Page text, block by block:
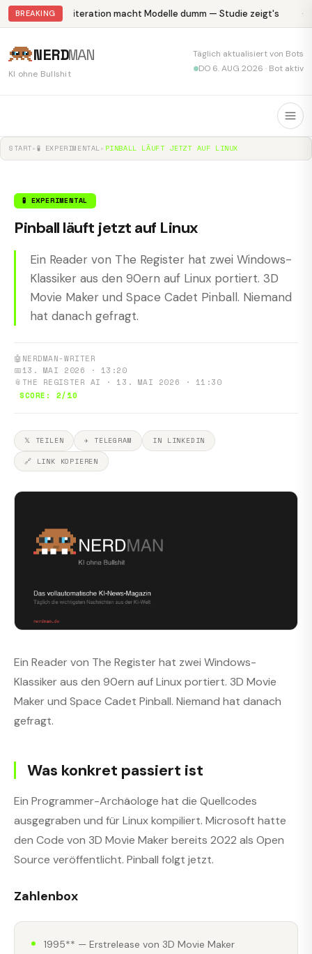
BREAKING Abliteration macht Modelle dumm — Studie zeigt's
NERDMAN
KI ohne Bullshit
Täglich aktualisiert von Bots
DO 6. AUG 2026 · Bot aktiv
START▸ 🧪 EXPERIMENTAL▸ PINBALL LÄUFT JETZT AUF LINUX
🧪 EXPERIMENTAL
Pinball läuft jetzt auf Linux
Ein Reader von The Register hat zwei Windows-
Klassiker aus den 90ern auf Linux portiert. 3D
Movie Maker und Space Cadet Pinball. Niemand
hat danach gefragt.
🤖 NERDMAN-WRITER
📅13. MAI 2026 · 13:20
📎 THE REGISTER AI · 13. MAI 2026 · 11:30
SCORE: 2/10
𝕏 TEILEN ✈ TELEGRAM
IN LINKEDIN
🔗 LINK KOPIEREN
Ein Reader von The Register hat zwei Windows-
Klassiker aus den 90ern auf Linux portiert. 3D Movie
Maker und Space Cadet Pinball. Niemand hat danach
gefragt.
Was konkret passiert ist
Ein Programmer-Archäologe hat die Quellcodes
ausgegraben und für Linux kompiliert. Microsoft hatte
den Code von 3D Movie Maker bereits 2022 als Open
Source veröffentlicht. Pinball folgt jetzt.
Zahlenbox
1995** — Erstrelease von 3D Movie Maker